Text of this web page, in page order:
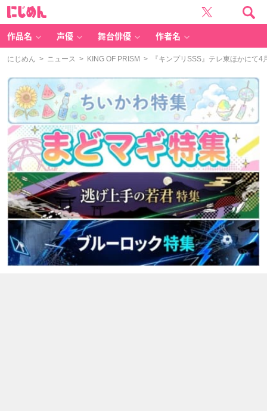
作品名 声優 舞台俳優 作者名
にじめん > ニュース > KING OF PRISM > 『キンプリSSS』テレ東ほかにて4